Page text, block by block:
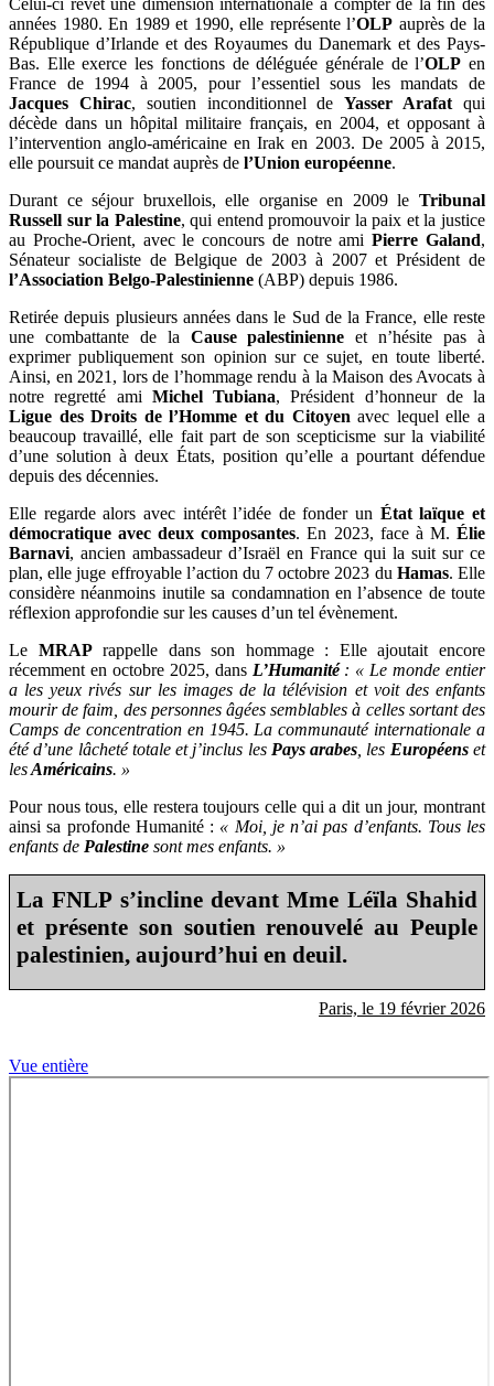
Celui-ci revêt une dimension internationale à compter de la fin des
années 1980. En 1989 et 1990, elle représente l’OLP auprès de la
République d’Irlande et des Royaumes du Danemark et des Pays-
Bas. Elle exerce les fonctions de déléguée générale de l’OLP en
France de 1994 à 2005, pour l’essentiel sous les mandats de
Jacques Chirac, soutien inconditionnel deYasser Arafatqui
décède dans un hôpital militaire français, en 2004, et opposant à
l’intervention anglo-américaine en Irak en 2003. De 2005 à 2015,
elle poursuit ce mandat auprès de l’Union européenne.
Durant ce séjour bruxellois, elle organise en 2009 le Tribunal
Russell sur la Palestine, qui entend promouvoir la paix et la justice
au Proche-Orient, avec le concours de notre amiPierre Galand,
Sénateur socialiste de Belgique de 2003 à 2007 et Président de
l’Association Belgo-Palestinienne (ABP) depuis 1986.
Retirée depuis plusieurs années dans le Sud de la France, elle reste
une combattante de la Cause palestinienne et n’hésite pas à
exprimer publiquement son opinion sur ce sujet, en toute liberté.
Ainsi, en 2021, lors de l’hommage rendu à la Maison des Avocats à
notre regretté ami Michel Tubiana, Président d’honneur de la
Ligue des Droits de l’Homme et du Citoyenavec lequel elle a
beaucoup travaillé, elle fait part de son scepticisme sur la viabilité
d’une solution à deux États, position qu’elle a pourtant défendue
depuis des décennies.
Elle regarde alors avec intérêt l’idée de fonder un État laïque et
démocratique avec deux composantes. En 2023, face à M.Élie
Barnavi, ancien ambassadeur d’Israël en France qui la suit sur ce
plan, elle juge effroyable l’action du 7 octobre 2023 du Hamas. Elle
considère néanmoins inutile sa condamnation en l’absence de toute
réflexion approfondie sur les causes d’un tel évènement.
Le MRAPrappelle dans son hommage : Elle ajoutait encore
récemment en octobre 2025, dans L’Humanité: « Le monde entier
a les yeux rivés sur les images de la télévision et voit des enfants
mourir de faim, des personnes âgées semblables à celles sortant des
Camps de concentration en 1945. La communauté internationale a
été d’une lâcheté totale et j’inclus les Pays arabes, les Européenset
lesAméricains. »
Pour nous tous, elle restera toujours celle qui a dit un jour, montrant
ainsi sa profonde Humanité : « Moi, je n’ai pas d’enfants. Tous les
enfants de Palestine sont mes enfants. »
La FNLP s’incline devant Mme Léïla Shahid
et présente son soutien renouvelé au Peuple
palestinien, aujourd’hui en deuil.
Paris, le 19 février 2026
Vue entière
Aller